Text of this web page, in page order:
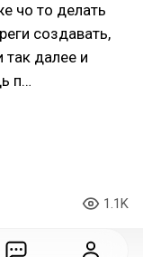
чо то делать
создавать,
так далее и
п…
1.1K